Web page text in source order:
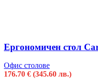
Ергономичен стол
Офис столове
176.70 € (345.60 лв.)